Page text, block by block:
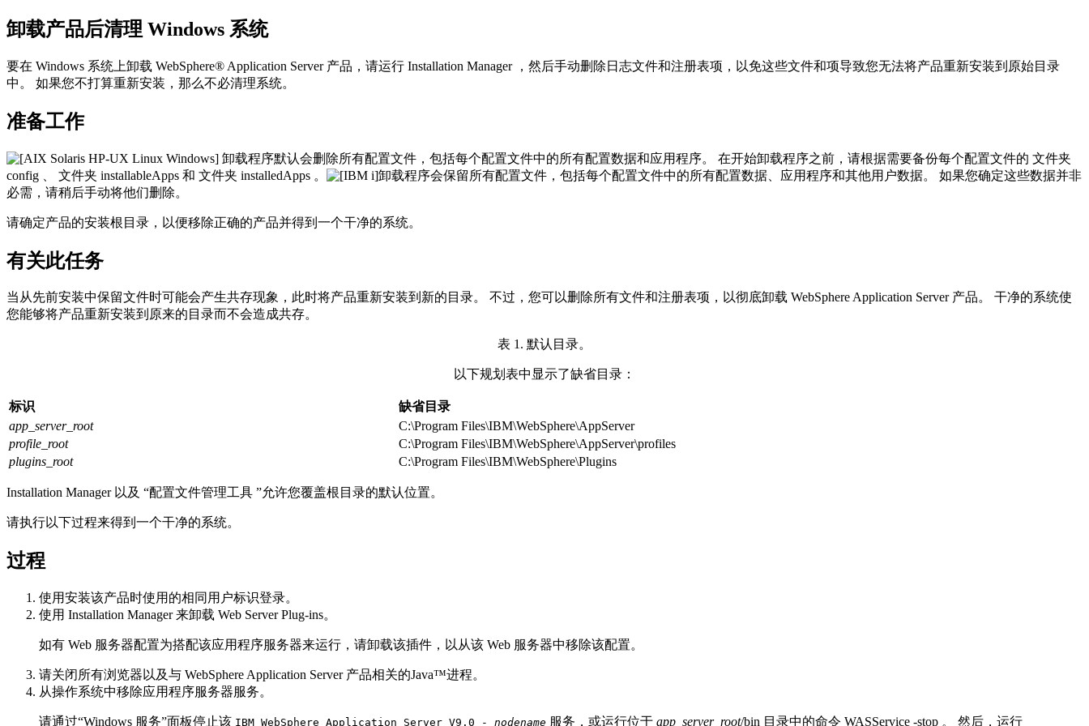
卸载产品后清理 Windows 系统
要在 Windows 系统上卸载 WebSphere® Application Server 产品，请运行 Installation Manager ，然后手动删除日志文件和注册表项，以免这些文件和项导致您无法将产品重新安装到原始目录
中。 如果您不打算重新安装，那么不必清理系统。
准备工作
卸载程序默认会删除所有配置文件，包括每个配置文件中的所有配置数据和应用程序。 在开始卸载程序之前，请根据需要备份每个配置文件的 文件夹
config 、 文件夹 installableApps 和 文件夹 installedApps 。
卸载程序会保留所有配置文件，包括每个配置文件中的所有配置数据、应用程序和其他用户数据。 如果您确定这些数据并非
必需，请稍后手动将他们删除。
请确定产品的安装根目录，以便移除正确的产品并得到一个干净的系统。
有关此任务
当从先前安装中保留文件时可能会产生共存现象，此时将产品重新安装到新的目录。 不过，您可以删除所有文件和注册表项，以彻底卸载 WebSphere Application Server 产品。 干净的系统使
您能够将产品重新安装到原来的目录而不会造成共存。
表 1. 默认目录。
以下规划表中显示了缺省目录：
标识
缺省目录
app_server_root
C:\Program Files\IBM\WebSphere\AppServer
profile_root
C:\Program Files\IBM\WebSphere\AppServer\profiles
plugins_root
C:\Program Files\IBM\WebSphere\Plugins
Installation Manager 以及 “配置文件管理工具 ”允许您覆盖根目录的默认位置。
请执行以下过程来得到一个干净的系统。
过程
使用安装该产品时使用的相同用户标识登录。
使用 Installation Manager 来卸载 Web Server Plug-ins。
如有 Web 服务器配置为搭配该应用程序服务器来运行，请卸载该插件，以从该 Web 服务器中移除该配置。
请关闭所有浏览器以及与 WebSphere Application Server 产品相关的Java™进程。
从操作系统中移除应用程序服务器服务。
请通过“Windows 服务”面板停止该 IBM WebSphere Application Server V9.0 - nodename 服务，或运行位于 app_server_root/bin 目录中的命令 WASService -stop 。 然后，运行